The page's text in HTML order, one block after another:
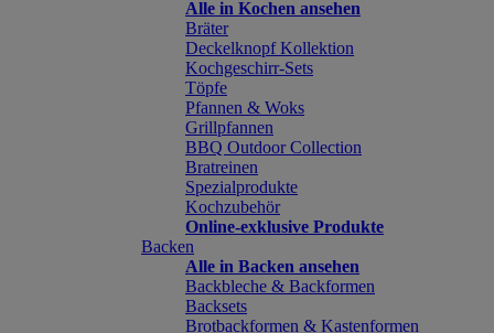
Alle in Kochen ansehen
Bräter
Deckelknopf Kollektion
Kochgeschirr-Sets
Töpfe
Pfannen & Woks
Grillpfannen
BBQ Outdoor Collection
Bratreinen
Spezialprodukte
Kochzubehör
Online-exklusive Produkte
Backen
Alle in Backen ansehen
Backbleche & Backformen
Backsets
Brotbackformen & Kastenformen